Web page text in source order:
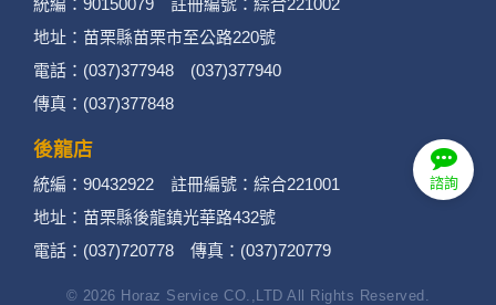
諮詢
統編：90150079 註冊編號：綜合221002
地址：苗栗縣苗栗市至公路220號
電話：(037)377948 (037)377940
傳真：(037)377848
後龍店
統編：90432922 註冊編號：綜合221001
地址：苗栗縣後龍鎮光華路432號
電話：(037)720778 傳真：(037)720779
© 2026 Horaz Service CO.,LTD All Rights Reserved.